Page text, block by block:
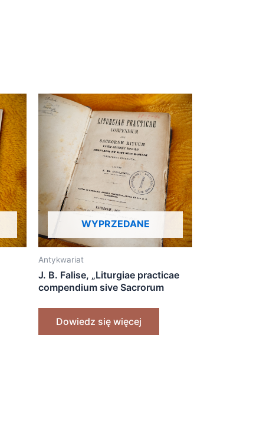
WYPRZEDANE
Antykwariat
J. B. Falise, „Liturgiae practicae
compendium sive Sacrorum
elucidatio” [1876]
Dowiedz się więcej